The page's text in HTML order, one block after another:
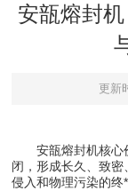
安瓿熔封
更新
安瓿熔封机核心
闭，形成长久、致
侵入和物理污染的终*